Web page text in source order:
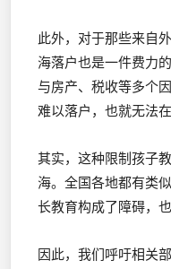
此外，对于那些来自
海落户也是一件费力
与房产、税收等多个
难以落户，也就无法
其实，这种限制孩子
海。全国各地都有类
长教育构成了障碍，
因此，我们呼吁相关